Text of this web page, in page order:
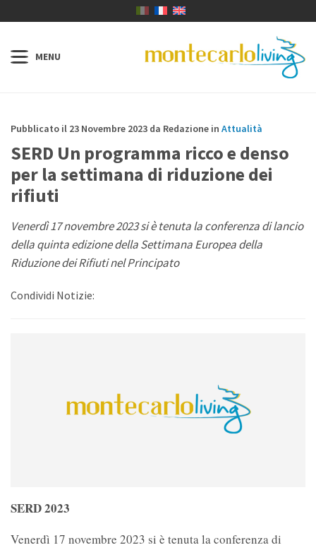
Pubblicato il 23 Novembre 2023 da Redazione in Attualità
SERD Un programma ricco e denso
per la settimana di riduzione dei
rifiuti
Venerdì 17 novembre 2023 si è tenuta la conferenza di lancio
della quinta edizione della Settimana Europea della
Riduzione dei Rifiuti nel Principato
Condividi Notizie:
SERD 2023
Venerdì 17 novembre 2023 si è tenuta la conferenza di